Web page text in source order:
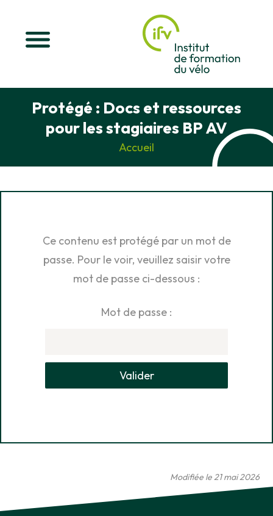
Protégé : Docs et ressources
pour les stagiaires BP AV
Accueil
Ce contenu est protégé par un mot de
passe. Pour le voir, veuillez saisir votre
mot de passe ci-dessous :
Mot de passe :
Modifiée le 21 mai 2026